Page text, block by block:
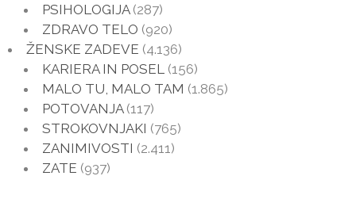
PSIHOLOGIJA(287)
ZDRAVO TELO (920)
ŽENSKE ZADEVE (4.136)
KARIERA IN POSEL (156)
MALO TU, MALO TAM (1.865)
POTOVANJA(117)
STROKOVNJAKI (765)
ZANIMIVOSTI (2.411)
ZATE (937)